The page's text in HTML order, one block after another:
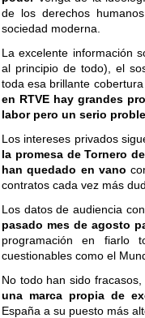
de los derechos
sociedad moderna.
La excelente información
al principio de todo), el
toda esa brillante
en RTVE hay grandes
labor pero un serio
Los intereses privados
la promesa de Tornero
han quedado en vano
contratos cada vez más
Los datos de audiencia
pasado mes de agosto
programación en fiarlo
cuestionables como el
No todo han sido fracasos,
una marca propia de
España a su puesto más